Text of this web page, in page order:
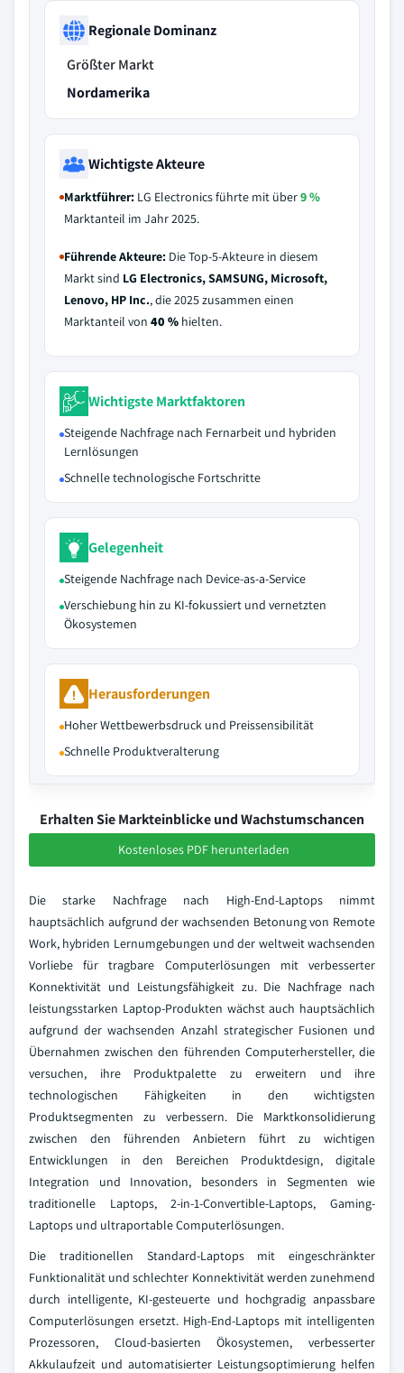
Regionale Dominanz
Größter Markt
Nordamerika
Wichtigste Akteure
Marktführer: LG Electronics führte mit über9 %
Marktanteil im Jahr 2025.
Führende Akteure: Die Top-5-Akteure in diesem
Markt sind LG Electronics, SAMSUNG, Microsoft,
Lenovo, HP Inc., die 2025 zusammen einen
Marktanteil von 40 % hielten.
Wichtigste Marktfaktoren
Steigende Nachfrage nach Fernarbeit und hybriden
Lernlösungen
Schnelle technologische Fortschritte
Gelegenheit
Steigende Nachfrage nach Device-as-a-Service
Verschiebung hin zu KI-fokussiert und vernetzten
Ökosystemen
Herausforderungen
Hoher Wettbewerbsdruck und Preissensibilität
Schnelle Produktveralterung
Erhalten Sie Markteinblicke und Wachstumschancen
Kostenloses PDF herunterladen
Die starke Nachfrage nach High-End-Laptops nimmt
hauptsächlich aufgrund der wachsenden Betonung von Remote
Work, hybriden Lernumgebungen und der weltweit wachsenden
Vorliebe für tragbare Computerlösungen mit verbesserter
Konnektivität und Leistungsfähigkeit zu. Die Nachfrage nach
leistungsstarken Laptop-Produkten wächst auch hauptsächlich
aufgrund der wachsenden Anzahl strategischer Fusionen und
Übernahmen zwischen den führenden Computerhersteller, die
versuchen, ihre Produktpalette zu erweitern und ihre
technologischen Fähigkeiten in den wichtigsten
Produktsegmenten zu verbessern. Die Marktkonsolidierung
zwischen den führenden Anbietern führt zu wichtigen
Entwicklungen in den Bereichen Produktdesign, digitale
Integration und Innovation, besonders in Segmenten wie
traditionelle Laptops, 2-in-1-Convertible-Laptops, Gaming-
Laptops und ultraportable Computerlösungen.
Die traditionellen Standard-Laptops mit eingeschränkter
Funktionalität und schlechter Konnektivität werden zunehmend
durch intelligente, KI-gesteuerte und hochgradig anpassbare
Computerlösungen ersetzt. High-End-Laptops mit intelligenten
Prozessoren, Cloud-basierten Ökosystemen, verbesserter
Akkulaufzeit und automatisierter Leistungsoptimierung helfen